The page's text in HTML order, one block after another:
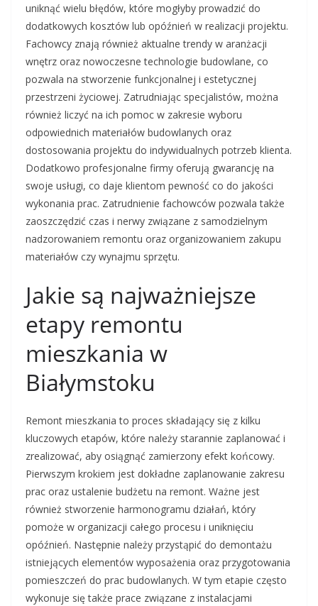
uniknąć wielu błędów, które mogłyby prowadzić do
dodatkowych kosztów lub opóźnień w realizacji projektu.
Fachowcy znają również aktualne trendy w aranżacji
wnętrz oraz nowoczesne technologie budowlane, co
pozwala na stworzenie funkcjonalnej i estetycznej
przestrzeni życiowej. Zatrudniając specjalistów, można
również liczyć na ich pomoc w zakresie wyboru
odpowiednich materiałów budowlanych oraz
dostosowania projektu do indywidualnych potrzeb klienta.
Dodatkowo profesjonalne firmy oferują gwarancję na
swoje usługi, co daje klientom pewność co do jakości
wykonania prac. Zatrudnienie fachowców pozwala także
zaoszczędzić czas i nerwy związane z samodzielnym
nadzorowaniem remontu oraz organizowaniem zakupu
materiałów czy wynajmu sprzętu.
Jakie są najważniejsze
etapy remontu
mieszkania w
Białymstoku
Remont mieszkania to proces składający się z kilku
kluczowych etapów, które należy starannie zaplanować i
zrealizować, aby osiągnąć zamierzony efekt końcowy.
Pierwszym krokiem jest dokładne zaplanowanie zakresu
prac oraz ustalenie budżetu na remont. Ważne jest
również stworzenie harmonogramu działań, który
pomoże w organizacji całego procesu i uniknięciu
opóźnień. Następnie należy przystąpić do demontażu
istniejących elementów wyposażenia oraz przygotowania
pomieszczeń do prac budowlanych. W tym etapie często
wykonuje się także prace związane z instalacjami